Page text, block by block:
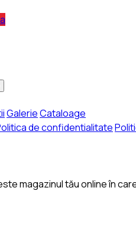
GalerieCataloage
de confidentialitate
magazinul tău online în